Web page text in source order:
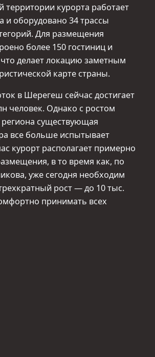
курорта работает
и оборудовано 34 трассы
Для размещения
более 150 гостиниц и
делает локацию заметным
карте страны.
в Шерегеш сейчас достигает
человек. Однако с ростом
региона существующая
все больше испытывает
курорт располагает примерно
в то время как, по
уже сегодня необходим
рост — до 10 тыс.
принимать всех